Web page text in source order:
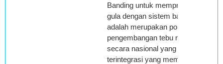
Banding untuk memproduksi
gula dengan sistem bagi hasil
adalah merupakan pola
pengembangan tebu rakyat
secara nasional yang
terintegrasi yang memadukan